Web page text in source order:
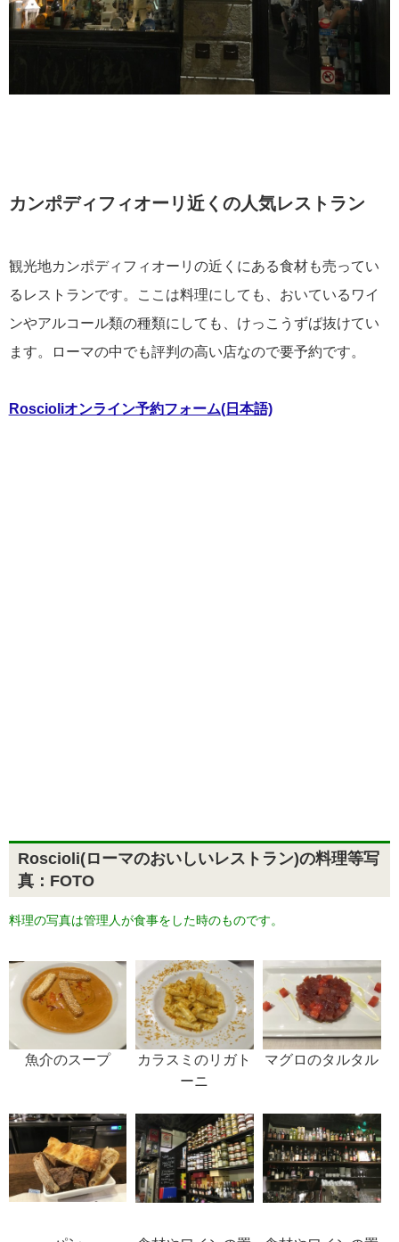
カンポディフィオーリ近くの人気レストラン
観光地カンポディフィオーリの近くにある食材も売ってい
るレストランです。ここは料理にしても、おいているワイ
ンやアルコール類の種類にしても、けっこうずば抜けてい
ます。ローマの中でも評判の高い店なので要予約です。
Roscioliオンライン予約フォーム(日本語)
Roscioli(ローマのおいしいレストラン)の料理等写
真：FOTO
料理の写真は管理人が食事をした時のものです。
魚介のスープ
カラスミのリガト
ーニ
マグロのタルタル